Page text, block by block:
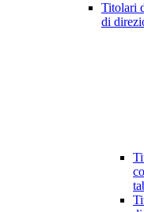
Titolari
di